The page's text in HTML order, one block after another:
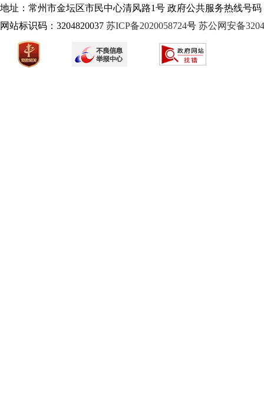
地址：常州市金坛区市民中心清风路1号 政府公共服务热线号码
网站标识码：3204820037 苏ICP备2020058724号 苏公网安备